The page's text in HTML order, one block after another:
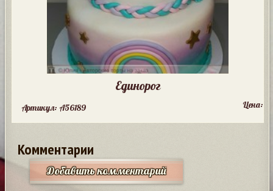
Единорог
Артикул: A56189 Цена:
Комментарии
Добавить комментарий